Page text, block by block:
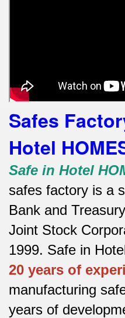
Safes
Hotel
Safe in Hotel
safes factory is a
Bank and
Joint Stock
1999. Safe in
20 years of
manufacturing
years of